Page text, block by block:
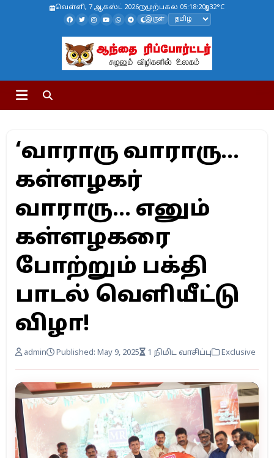
வெள்ளி, 7 ஆகஸ்ட் 2026 முற்பகல் 05:18:21 32°C
இருள்
‘வாராரு வாராரு…
கள்ளழகர்
வாராரு… எனும்
கள்ளழகரை
போற்றும் பக்தி
பாடல் வெளியீட்டு
விழா!
admin Published: May 9, 2025 1 நிமிட வாசிப்பு Exclusive